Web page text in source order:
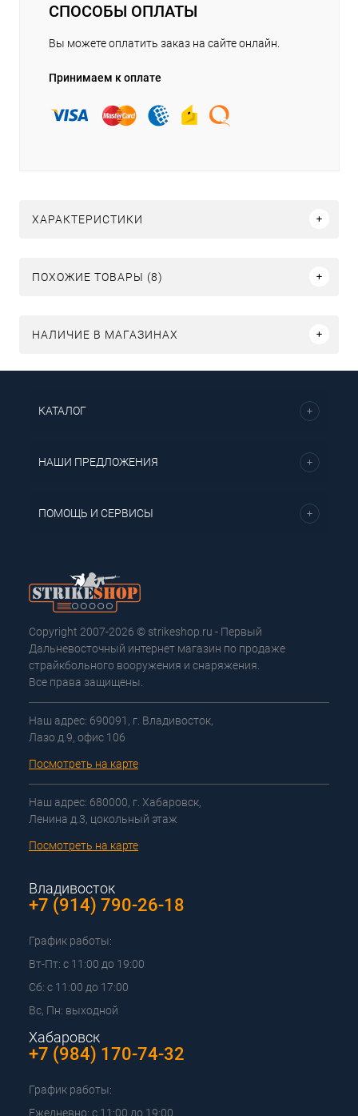
СПОСОБЫ ОПЛАТЫ
Вы можете оплатить заказ на сайте онлайн.
Принимаем к оплате
ХАРАКТЕРИСТИКИ
ПОХОЖИЕ ТОВАРЫ (8)
НАЛИЧИЕ В МАГАЗИНАХ
КАТАЛОГ
НАШИ ПРЕДЛОЖЕНИЯ
ПОМОЩЬ И СЕРВИСЫ
Copyright 2007-2026 © strikeshop.ru - Первый
Дальневосточный интернет магазин по продаже
страйкбольного вооружения и снаряжения.
Все права защищены.
Наш адрес: 690091, г. Владивосток,
Лазо д.9, офис 106
Посмотреть на карте
Наш адрес: 680000, г. Хабаровск,
Ленина д.3, цокольный этаж
Посмотреть на карте
Владивосток
+7 (914) 790-26-18
График работы:
Вт-Пт: с 11:00 до 19:00
Сб: с 11:00 до 17:00
Вс, Пн: выходной
Хабаровск
+7 (984) 170-74-32
График работы:
Ежедневно: с 11:00 до 19:00